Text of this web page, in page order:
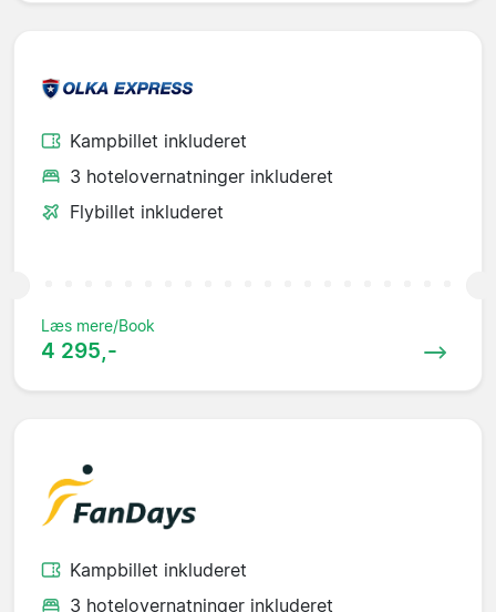
Kampbillet inkluderet
3 hotelovernatninger inkluderet
Flybillet inkluderet
Læs mere/Book
4 295,-
Kampbillet inkluderet
3 hotelovernatninger inkluderet